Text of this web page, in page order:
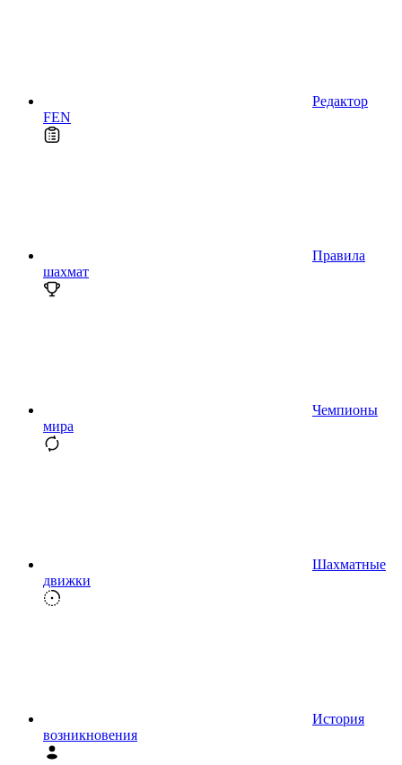
Редактор
FEN
Правила
шахмат
Чемпионы
мира
Шахматные
движки
История
возникновения